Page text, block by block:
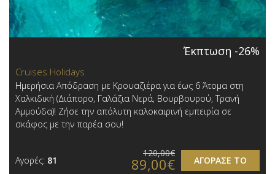
Έκπτωση -26%
Cruises Holidays
Ημερήσια Απόδραση με Κρουαζιέρα για έως 6 Άτομα στη
Χαλκιδική (Διάπορο, Γαλάζια Νερά, Βουρβουρού, Τρανή
Αμμούδα)! Ζήσε την απόλυτη καλοκαιρινή εμπειρία σε
σκάφος με την παρέα σου!
Αγορές: 81 ΑΓΟΡΑΣΕ ΤΟ
120,00€
89,00€